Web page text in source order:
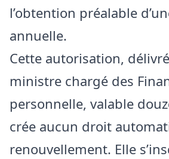
l’obtention préalable
annuelle.
Cette autorisation,
ministre chargé des
personnelle, valable
crée aucun droit
renouvellement. Elle